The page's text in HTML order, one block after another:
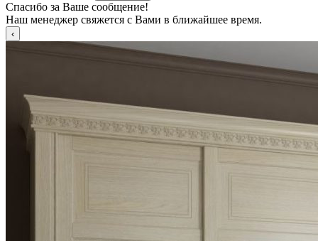
Спасибо за Ваше сообщение!
Наш менеджер свяжется с Вами в ближайшее время.